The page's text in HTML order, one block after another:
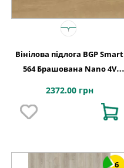
Вінілова підлога BGP Smart
564 Брашована Nano 4V
2372.00 грн
6